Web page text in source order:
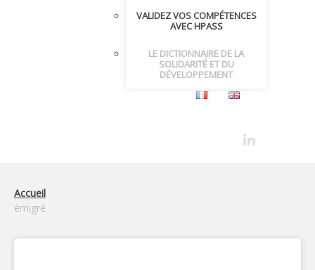
VALIDEZ VOS COMPÉTENCES
AVEC HPASS
LE DICTIONNAIRE DE LA
SOLIDARITÉ ET DU
DÉVELOPPEMENT
Accueil
émigré